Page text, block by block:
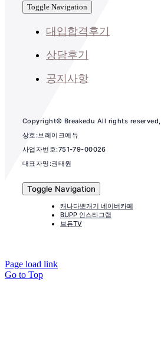
Toggle Navigation
대입합격후기
상담후기
공지사항
Copyright© Breakedu All rights reserved,
상호:브레이크에듀
사업자번호:751-79-00026
대표자명:권태원
Toggle Navigation
캐나다뽀개기 네이버카페
BUPP 인스타그램
브듀TV
Page load link
Go to Top